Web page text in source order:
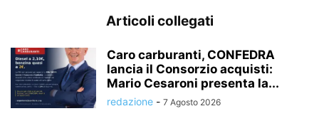
Articoli collegati
Caro carburanti, CONFEDRA
lancia il Consorzio acquisti:
Mario Cesaroni presenta la...
redazione - 7 Agosto 2026